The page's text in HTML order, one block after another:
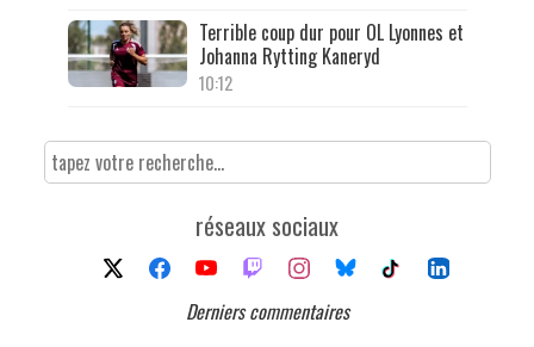
Terrible coup dur pour OL Lyonnes et
Johanna Rytting Kaneryd
10:12
réseaux sociaux
Derniers commentaires